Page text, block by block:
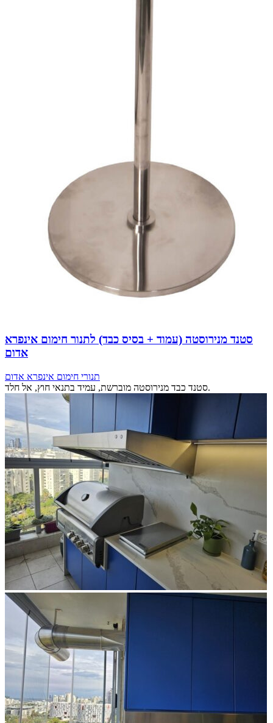
סטנד מנירוסטה (עמוד + בסיס כבד) לתנור חימום אינפרא
אדום
תנורי חימום אינפרא אדום
סטנד כבד מנירוסטה מוברשת, עמיד בתנאי חוץ, אל חלד.